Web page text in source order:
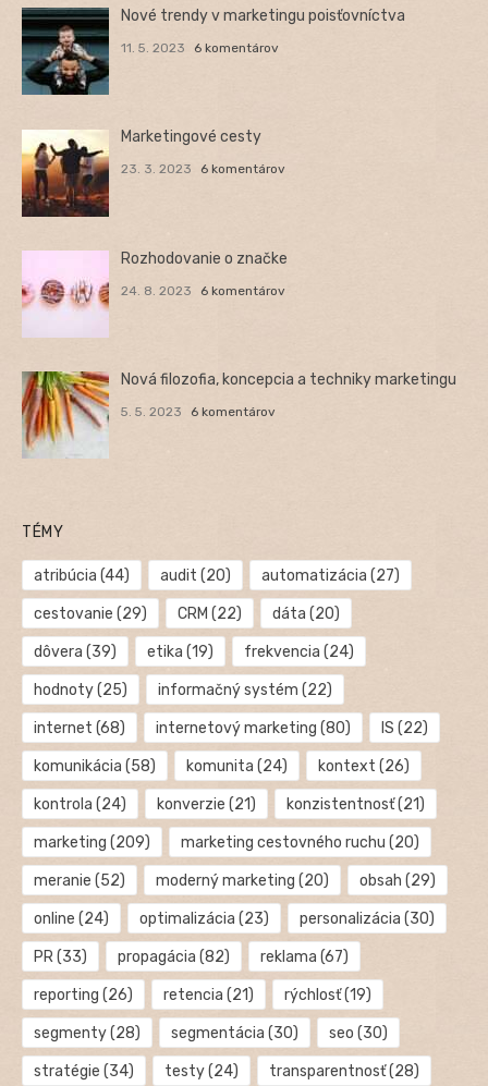
Nové trendy v marketingu poisťovníctva
11. 5. 2023 6 komentárov
Marketingové cesty
23. 3. 2023 6 komentárov
Rozhodovanie o značke
24. 8. 2023 6 komentárov
Nová filozofia, koncepcia a techniky marketingu
5. 5. 2023 6 komentárov
TÉMY
atribúcia (44) audit (20) automatizácia (27)
cestovanie (29) CRM (22) dáta (20)
dôvera (39) etika (19) frekvencia (24)
hodnoty(25) informačný systém (22)
internet (68) internetový marketing (80) IS (22)
komunikácia (58) komunita (24) kontext (26)
kontrola (24) konverzie (21) konzistentnosť(21)
marketing (209) marketing cestovného ruchu (20)
meranie (52) moderný marketing (20) obsah (29)
online (24) optimalizácia (23) personalizácia (30)
PR(33) propagácia (82) reklama (67)
reporting (26) retencia (21) rýchlosť(19)
segmenty(28) segmentácia (30) seo (30)
stratégie (34) testy(24) transparentnosť(28)